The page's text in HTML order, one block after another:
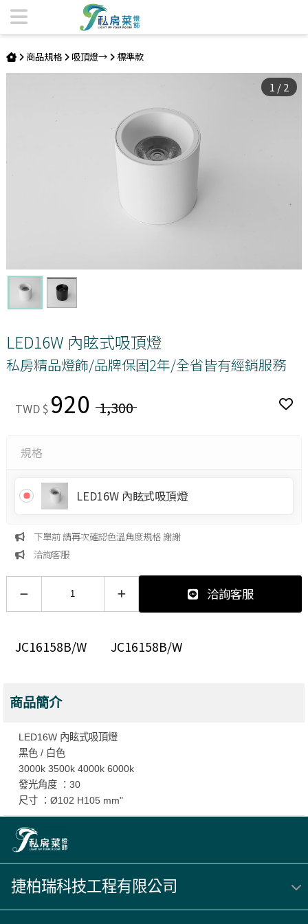
LED16W 內眩式吸頂燈 | 私房菜精品燈飾
商品規格 吸頂燈→ 標準款
1 /2
LED16W 內眩式吸頂燈
私房精品燈飾/品牌保固2年/全省皆有經銷服務
TWD $ 920 1,300
規格
LED16W 內眩式吸頂燈
下單前 請再次確認色溫角度規格 謝謝
洽詢客服
洽詢客服
JC16158B/W JC16158B/W
商品簡介
LED16W 內眩式吸頂燈
黑色 / 白色
3000k 3500k 4000k 6000k
發光角度 ：30
尺寸 ：Ø102 H105 mm"
捷柏瑞科技工程有限公司